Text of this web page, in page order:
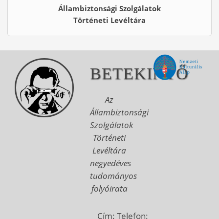
Állambiztonsági Szolgálatok
Történeti Levéltára
BETEKINTŐ
Az
Állambiztonsági
Szolgálatok
Történeti
Levéltára
negyedéves
tudományos
folyóirata
Cím: Telefon: